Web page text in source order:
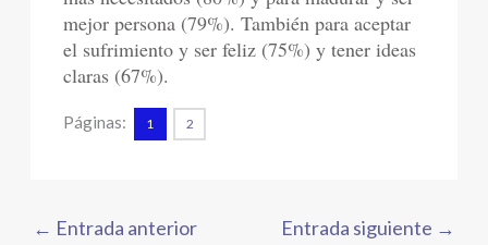
mejor persona (79%). También para aceptar
el sufrimiento y ser feliz (75%) y tener ideas
claras (67%).
Páginas: 1 2
← Entrada anterior Entrada siguiente →